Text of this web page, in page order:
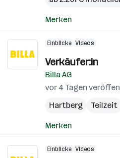
Merken
Einblicke Videos
Verkäufer:in
Billa AG
vor 4 Tagen
Hartberg
Teilzeit
Merken
Einblicke Videos